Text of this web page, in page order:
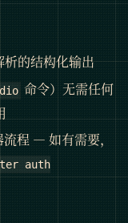
的结构化输出
命令）无需任何
程 — 如有需要，
auth